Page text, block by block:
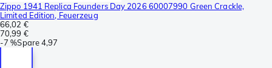
Zippo 1941 Replica Founders Day 2026 60007990 Green Crackle,
Limited Edition, Feuerzeug
66,02 €
70,99 €
-7 %Spare4,97